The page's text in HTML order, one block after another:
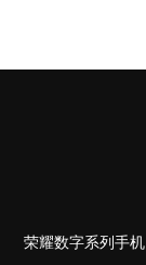
荣耀数字系列手机